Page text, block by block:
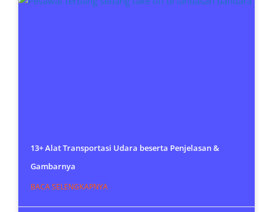
13+ Alat Transportasi Udara beserta Penjelasan &
Gambarnya
BACA SELENGKAPNYA